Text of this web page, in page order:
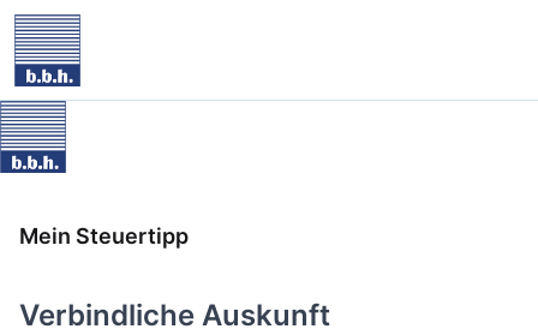
Mein Steuertipp
Verbindliche Auskunft